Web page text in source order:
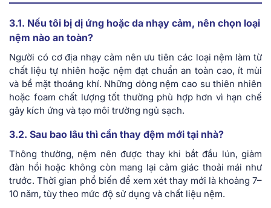
3.1. Nếu tôi bị dị ứng hoặc da nhạy cảm, nên chọn loại
nệm nào an toàn?
Người có cơ địa nhạy cảm nên ưu tiên các loại nệm làm từ
chất liệu tự nhiên hoặc nệm đạt chuẩn an toàn cao, ít mùi
và bề mặt thoáng khí. Những dòng nệm cao su thiên nhiên
hoặc foam chất lượng tốt thường phù hợp hơn vì hạn chế
gây kích ứng và tạo môi trường ngủ sạch.
3.2. Sau bao lâu thì cần thay đệm mới tại nhà?
Thông thường, nệm nên được thay khi bắt đầu lún, giảm
đàn hồi hoặc không còn mang lại cảm giác thoải mái như
trước. Thời gian phổ biến để xem xét thay mới là khoảng 7–
10 năm, tùy theo mức độ sử dụng và chất liệu nệm.